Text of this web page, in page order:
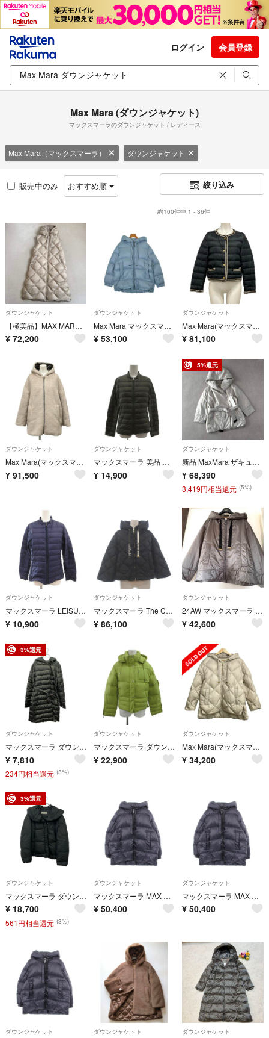
ログイン 会員登録
Max Mara (ダウンジャケット)
マックスマーラのダウンジャケット / レディース
Max Mara（マックスマーラ） ダウンジャケット
販売中のみ おすすめ順 絞り込み
約100件中 1 - 36件
ダウンジャケット
【極美品】MAX MARA ザ キューブ ダウンベスト TREGIL トレギル
¥ 72,200
ダウンジャケット
Max Mara マックスマーラ ダウンジャケット/ダウンベスト M 青 【古着】【中古】【送料無料】
¥ 53,100
ダウンジャケット
Max Mara(マックスマーラ) ダウンジャケット サイズ36 S レディース美品 The Cube KATE テクニカル ダウン ジャケット 黒×アイボリー 長袖/ショート丈/秋/冬 コットン、ダウン
¥ 81,100
ダウンジャケット
Max Mara(マックスマーラ) ダウンジャケット サイズIT 38 レディース - 24294860956 ベージュ 長袖/アルパカ/リバーシブル/秋/冬 コットン、アルパカ、ダウン
¥ 91,500
ダウンジャケット
マックスマーラ 美品 ダウンジャケット キルティング ジップアップ
¥ 14,900
5%還元
ダウンジャケット
新品 MaxMara ザキューブ Cameluxe ベルト付ショートダウン 40
¥ 68,390
3,419円相当還元 (5%)
ダウンジャケット
マックスマーラ LEISURE ダウンジャケット ブルゾン ジップアップ 40
¥ 10,900
ダウンジャケット
マックスマーラ The CUBE SISOFT ダウンジャケット 黒 38
¥ 86,100
ダウンジャケット
24AW マックスマーラ CAMELUXE フードダウンブルゾン グレー
¥ 42,600
3%還元
ダウンジャケット
マックスマーラ ダウンコート 94860326070 レディース SIZE 40 (M) MAX MARA
¥ 7,810
234円相当還元 (3%)
ダウンジャケット
マックスマーラ ダウンジャケット アウター 42 カーキ フード付き 長袖 無地
¥ 22,900
ダウンジャケット
Max Mara(マックスマーラ) ダウンジャケット サイズ36 S レディース美品 TREMME(トレメ) 23948605366 ライトベージュ 長袖/The Cube./キルティング/冬
¥ 34,200
3%還元
ダウンジャケット
マックスマーラ ダウンジャケット ショート 64861373 レディース SIZE 42 (L) MAX MARA
¥ 18,700
561円相当還元 (3%)
ダウンジャケット
マックスマーラ MAX MARA THE CUBE フード付き ダウンジャケット 衣料品 アウター ポリエステル レディース ネイビー系 【中古】
¥ 50,400
ダウンジャケット
マックスマーラ MAX MARA THE CUBE フード付き ダウンジャケット 衣料品 アウター ポリエステル レディース ネイビー系 【中古】
¥ 50,400
ダウンジャケット ダウンジャケット ダウンジャケット